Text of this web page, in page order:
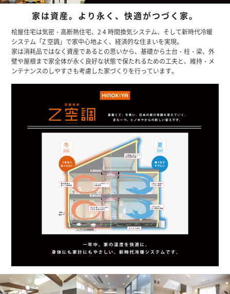
家は資産。より永く、快適がつづく家。
桧屋住宅は気密・高断熱住宅、2 4 時間換気システム、 そして新時代冷暖
システム「Z 空調」で家中心地よく、経済的な住まいを実現。
家は消耗品ではなく資産であるとの思いから、基礎から土台・柱・梁、外
壁や屋根まで家全体が永く良好な状態で保たれるための工夫と、維持・メ
ンテナンスのしやすさも考慮した家づくりを行っています。